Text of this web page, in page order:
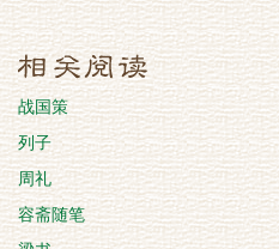
战国策
列子
周礼
容斋随笔